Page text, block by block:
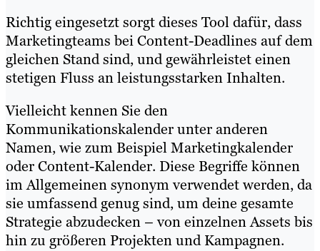
Richtig eingesetzt sorgt dieses Tool dafür, dass
Marketingteams bei Content-Deadlines auf dem
gleichen Stand sind, und gewährleistet einen
stetigen Fluss an leistungsstarken Inhalten.
Vielleicht kennen Sie den
Kommunikationskalender unter anderen
Namen, wie zum Beispiel Marketingkalender
oder Content-Kalender. Diese Begriffe können
im Allgemeinen synonym verwendet werden, da
sie umfassend genug sind, um deine gesamte
Strategie abzudecken – von einzelnen Assets bis
hin zu größeren Projekten und Kampagnen.